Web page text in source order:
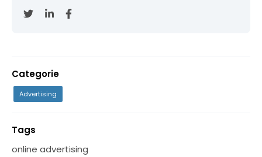
Categorie
Advertising
Tags
online advertising